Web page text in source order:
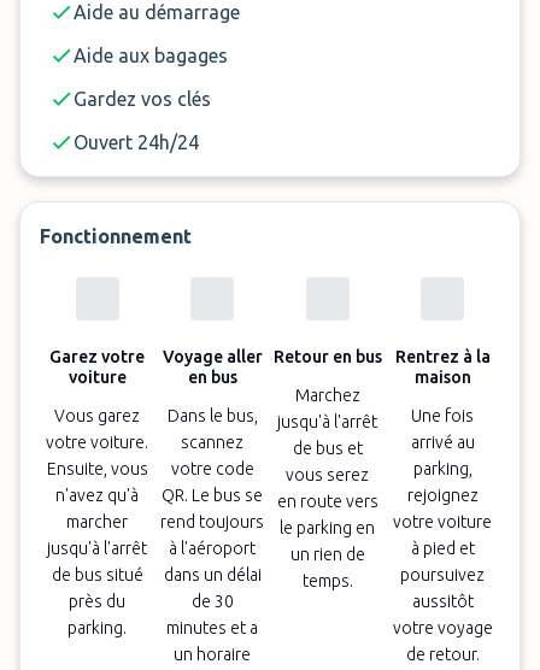
Aide au démarrage
Aide aux bagages
Gardez vos clés
Ouvert 24h/24
Fonctionnement
Garez votre
voiture
Vous garez
votre voiture.
Ensuite, vous
n'avez qu'à
marcher
jusqu'à l'arrêt
de bus situé
près du
parking.
Voyage aller
en bus
Dans le bus,
scannez
votre code
QR. Le bus se
rend toujours
à l'aéroport
dans un délai
de 30
minutes et a
un horaire
Retour en bus
Marchez
jusqu'à l'arrêt
de bus et
vous serez
en route vers
le parking en
un rien de
temps.
Rentrez à la
maison
Une fois
arrivé au
parking,
rejoignez
votre voiture
à pied et
poursuivez
aussitôt
votre voyage
de retour.